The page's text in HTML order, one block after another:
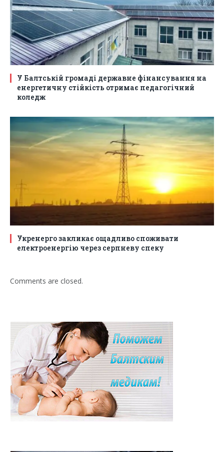
У Балтській громаді державне фінансування на
енергетичну стійкість отримає педагогічний
коледж
Укренерго закликає ощадливо споживати
електроенергію через серпневу спеку
Comments are closed.